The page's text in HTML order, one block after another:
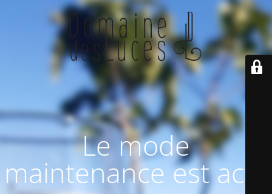
Le mode
maintenance est actif